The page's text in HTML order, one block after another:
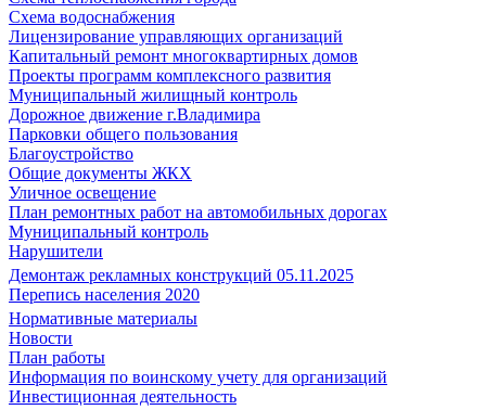
Схема водоснабжения
Лицензирование управляющих организаций
Капитальный ремонт многоквартирных домов
Проекты программ комплексного развития
Муниципальный жилищный контроль
Дорожное движение г.Владимира
Парковки общего пользования
Благоустройство
Общие документы ЖКХ
Уличное освещение
План ремонтных работ на автомобильных дорогах
Муниципальный контроль
Нарушители
Демонтаж рекламных конструкций 05.11.2025
Перепись населения 2020
Нормативные материалы
Новости
План работы
Информация по воинскому учету для организаций
Инвестиционная деятельность